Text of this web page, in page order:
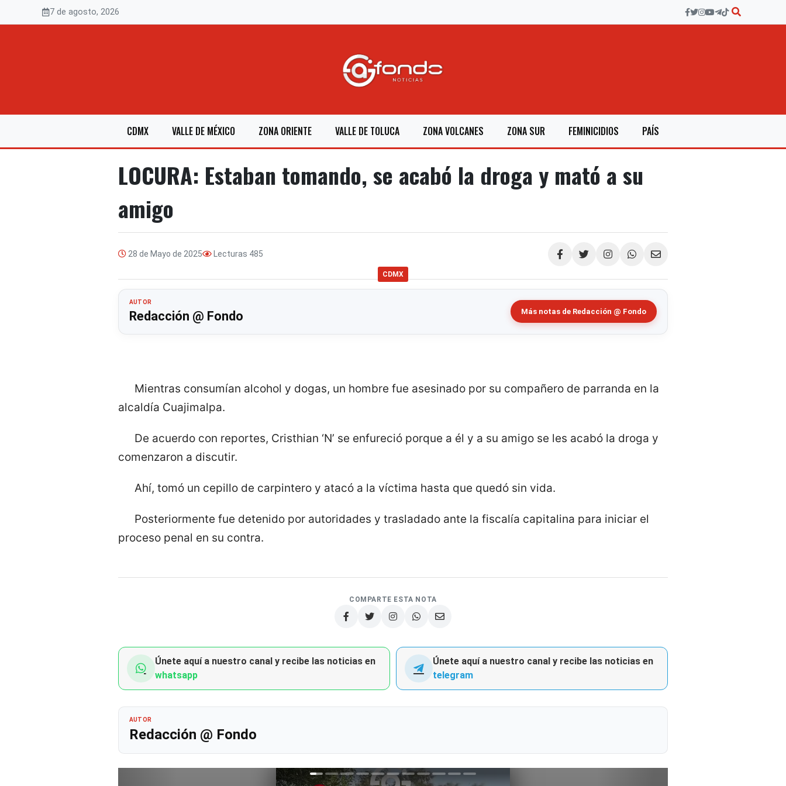
7 de agosto, 2026
CDMX VALLE DE MÉXICO ZONA ORIENTE VALLE DE TOLUCA ZONA VOLCANES ZONA SUR FEMINICIDIOS PAÍS
LOCURA: Estaban tomando, se acabó la droga y mató a su
amigo
28 de Mayo de 2025 Lecturas 485
Compartir
CDMX
AUTOR
Redacción @ Fondo Más notas de Redacción @ Fondo
Mientras consumían alcohol y dogas, un hombre fue asesinado por su compañero de parranda en la
alcaldía Cuajimalpa.
De acuerdo con reportes, Cristhian ‘N’ se enfureció porque a él y a su amigo se les acabó la droga y
comenzaron a discutir.
Ahí, tomó un cepillo de carpintero y atacó a la víctima hasta que quedó sin vida.
Posteriormente fue detenido por autoridades y trasladado ante la fiscalía capitalina para iniciar el
proceso penal en su contra.
COMPARTE ESTA NOTA
Únete aquí a nuestro canal y recibe las noticias en
whatsapp
Únete aquí a nuestro canal y recibe las noticias en
telegram
AUTOR
Redacción @ Fondo